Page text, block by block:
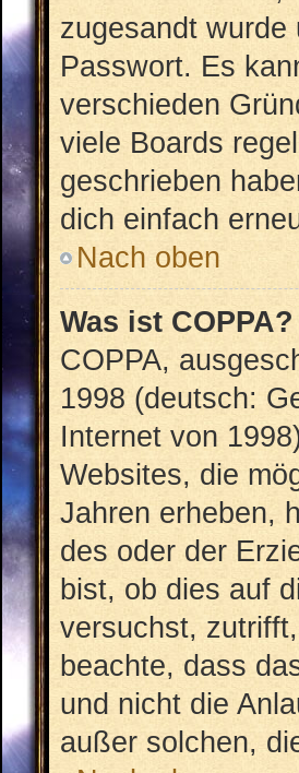
zugesandt wurde
Passwort. Es
verschieden
viele Boards
geschrieben
dich einfach
Nach oben
Was ist COPPA?
COPPA,
1998 (deutsch:
Internet von
Websites, die
Jahren erheben,
des oder der
bist, ob dies auf
versuchst,
beachte, dass
und nicht die
außer solchen,